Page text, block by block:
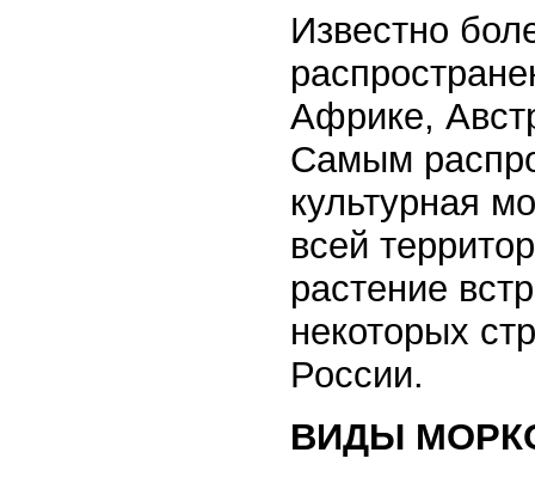
Известно
Африке,
Самым
культурная
всей
растение
некоторых
России.
ВИДЫ